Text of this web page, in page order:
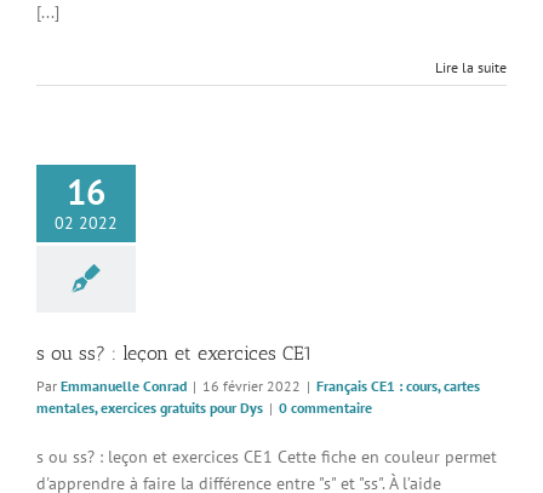
[...]
Lire la suite
16
02 2022
CE1
: cours, cartes
exercices gratuits
s ou ss? : leçon et exercices CE1
Par Emmanuelle Conrad | 16 février 2022 | Français CE1 : cours, cartes
mentales, exercices gratuits pour Dys | 0 commentaire
s ou ss? : leçon et exercices CE1 Cette fiche en couleur permet
d'apprendre à faire la différence entre "s" et "ss". À l’aide